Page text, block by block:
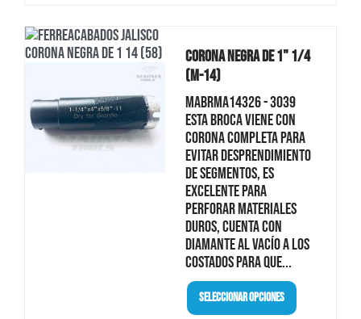
Corona Negra De 1" 1/4
(M-14)
MABRMA14326 - 3039
Esta broca viene con
corona completa para
evitar desprendimiento
de segmentos, es
excelente para
perforar materiales
duros, cuenta con
diamante al vacío a los
costados para que...
Seleccionar Opciones